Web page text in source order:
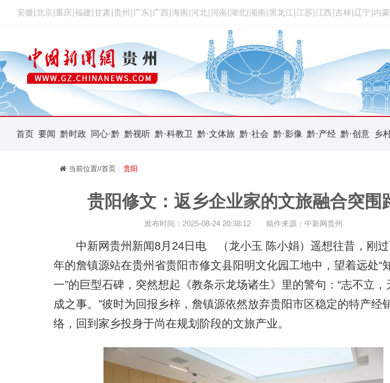
安徽 北京 重庆 福建 甘肃 贵州 广东 广西 海南 河北 河南 湖北 湖南 黑龙江 江苏 江西 吉林 辽宁 内
首页 要闻 黔时政 同心·黔 黔视听 黔·科教卫 黔·文体旅 黔·社会 黔·影像 黔·产经 黔·创意 乡
当前位置//首页 贵阳
贵阳修文：返乡企业家的文旅融合突围
发布时间：2025-08-24 20:38:12 稿件来源：中新网贵州
中新网贵州新闻8月24日电 （龙小玉 陈小娟）遥想往昔，刚过
年的詹镇源站在贵州省贵阳市修文县阳明文化园工地中，望着远处“
一”的巨型石碑，突然想起《教条示龙场诸生》里的警句：“志不立，
成之事。”彼时为回报乡梓，詹镇源依然放弃贵阳市区稳定的特产经
络，回到家乡投身于尚在规划阶段的文旅产业。